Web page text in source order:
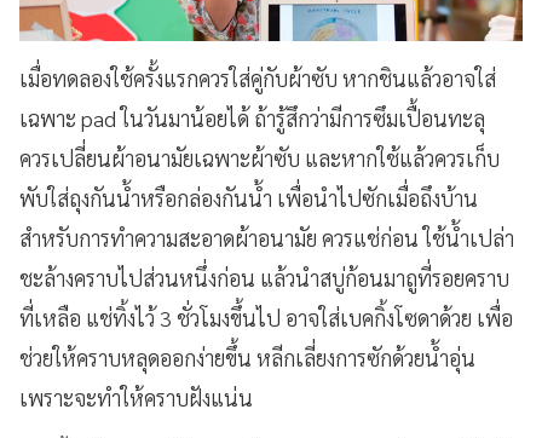
เมื่อทดลองใช้ครั้งแรกควรใส่คู่กับผ้าซับ หากชินแล้วอาจใส่
เฉพาะ pad ในวันมาน้อยได้ ถ้ารู้สึกว่ามีการซึมเปื้อนทะลุ
ควรเปลี่ยนผ้าอนามัยเฉพาะผ้าซับ และหากใช้แล้วควรเก็บ
พับใส่ถุงกันน้ำหรือกล่องกันน้ำ เพื่อนำไปซักเมื่อถึงบ้าน
สำหรับการทำความสะอาดผ้าอนามัย ควรแช่ก่อน ใช้น้ำเปล่า
ชะล้างคราบไปส่วนหนึ่งก่อน แล้วนำสบู่ก้อนมาถูที่รอยคราบ
ที่เหลือ แช่ทิ้งไว้ 3 ชั่วโมงขึ้นไป อาจใส่เบคกิ้งโซดาด้วย เพื่อ
ช่วยให้คราบหลุดออกง่ายขึ้น หลีกเลี่ยงการซักด้วยน้ำอุ่น
เพราะจะทำให้คราบฝังแน่น